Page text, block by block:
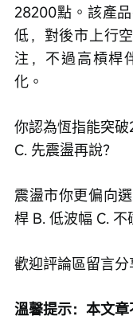
28200點。該產
低，對後市上行
注，不過高槓桿
化。
你認為恆指能突
C. 先震盪再說？
震盪市你更偏向
桿 B. 低波幅 C. 不
歡迎評論區留言分
溫馨提示：本文